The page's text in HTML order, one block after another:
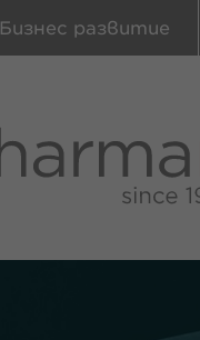
Бизнес развитие